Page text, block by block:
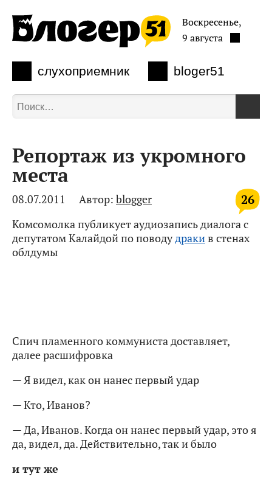
слухоприемник bloger51
Воскресенье,
9 августа
Репортаж из укромного
места
26
08.07.2011 Автор: blogger
Комсомолка публикует аудиозапись диалога с
депутатом Калайдой по поводудракив стенах
облдумы
Спич пламенного коммуниста доставляет,
далее расшифровка
— Я видел, как он нанес первый удар
— Кто, Иванов?
— Да, Иванов. Когда он нанес первый удар, это я
да, видел, да. Действительно, так и было
и тут же